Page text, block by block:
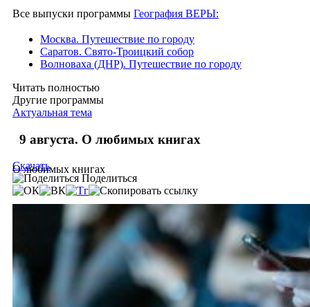
Все выпуски программы География ВЕРЫ:
Москва. Путешествие по городу
Саратов. Свято-Троицкий собор
Волноваха (ДНР). Путешествие по городу
Читать полностью
Другие программы
Актуальная тема
9 августа. О любимых книгах
О любимых книгах
Скачать
Поделиться